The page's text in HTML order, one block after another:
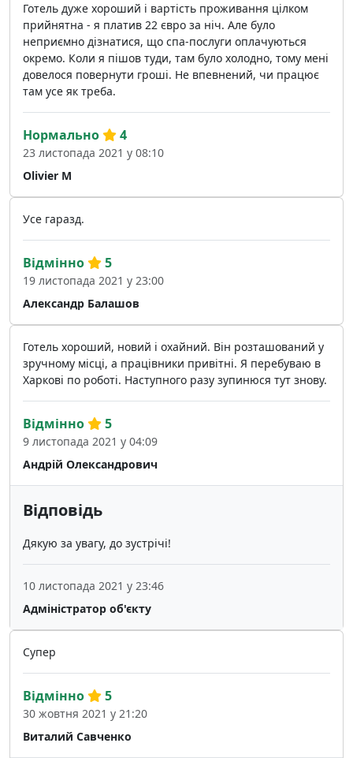
Готель дуже хороший і вартість проживання цілком
прийнятна - я платив 22 євро за ніч. Але було
неприємно дізнатися, що спа-послуги оплачуються
окремо. Коли я пішов туди, там було холодно, тому мені
довелося повернути гроші. Не впевнений, чи працює
там усе як треба.
Olivier M
Нормально 4
23 листопада 2021 у 08:10
Усе гаразд.
Александр Балашов
Відмінно 5
19 листопада 2021 у 23:00
Готель хороший, новий і охайний. Він розташований у
зручному місці, а працівники привітні. Я перебуваю в
Харкові по роботі. Наступного разу зупинюся тут знову.
Андрій Олександрович
Відмінно 5
9 листопада 2021 у 04:09
Відповідь
Дякую за увагу, до зустрічі!
Адміністратор об'єкту
10 листопада 2021 у 23:46
Супер
Виталий Савченко
Відмінно 5
30 жовтня 2021 у 21:20